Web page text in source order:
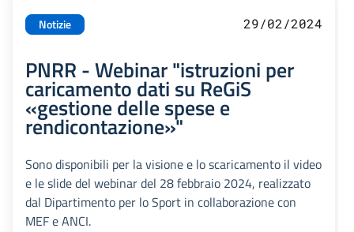
Notizie 29/02/2024
PNRR - Webinar "istruzioni per
caricamento dati su ReGiS
«gestione delle spese e
rendicontazione»"
Sono disponibili per la visione e lo scaricamento il video
e le slide del webinar del 28 febbraio 2024, realizzato
dal Dipartimento per lo Sport in collaborazione con
MEF e ANCI.